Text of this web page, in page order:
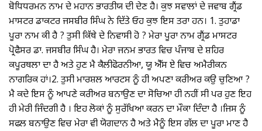
ਬੋਧਿਧਰਮਨ ਨਾਮ ਦੇ ਮਹਾਨ ਭਾਰਤੀਯ ਦੀ ਦੇਣ ਹੈ। ਕੁਝ ਸਵਾਲਾਂ ਦੇ ਜਵਾਬ ਗ੍ਰੈਂਡ
ਮਾਸਟਰ ਡਾਕਟਰ ਜਸਬੀਰ ਸਿੰਘ ਨੇ ਦਿੱਤੇ ਓਹ ਕੁਝ ਇਸ ਤਰਾ ਹਨ। 1. ਤੁਹਾਡਾ
ਪੂਰਾ ਨਾਮ ਕੀ ਹੈ ? ਤੁਸੀ ਕਿੱਥੇ ਦੇ ਨਿਵਾਸੀ ਹੋ ? ਮੇਰਾ ਪੂਰਾ ਨਾਮ ਗ੍ਰੈਂਡ ਮਾਸਟਰ
ਪ੍ਰੋਫੈਸਰ ਡਾ. ਜਸਬੀਰ ਸਿੰਘ ਹੈ। ਮੇਰਾ ਜਨਮ ਭਾਰਤ ਵਿਚ ਪੰਜਾਬ ਦੇ ਸ਼ਹਿਰ
ਕਪੂਰਥਲਾ ਦਾ ਹੈ ਅਤੇ ਹੁਣ ਮੈ ਕੈਲੀਫੋਰਨੀਆ, ਯੂ ਐੱਸ ਏ ਵਿਚ ਅਮੈਰੀਕਨ
ਨਾਗਰਿਕ ਹਾਂ।2. ਤੁਸੀ ਮਾਰਸ਼ਲ ਆਰਟਸ ਨੂੰ ਹੀ ਅਪਣਾ ਕਰੀਅਰ ਕਉ ਚੁਣਿਆ ?
ਮੈ ਕਦੇ ਇਸ ਨੂੰ ਆਪਣੇ ਕਰੀਅਰ ਬਨਾਉਣ ਦਾ ਸੋਚਿਆ ਹੀ ਨਹੀਂ ਸੀ ਪਰ ਹੁਣ ਇਹ
ਹੀ ਮੇਰੀ ਜਿੰਦਗੀ ਹੈ । ਇਹ ਲੋਕਾਂ ਨੂੰ ਸੁਰੱਖਿਆ ਕਰਨ ਦਾ ਮੌਕਾ ਦਿੰਦਾ ਹੈ ।ਜਿਸ ਨੂੰ
ਸਫਲ ਬਨਾਉਣ ਵਿਚ ਮੇਰਾ ਵੀ ਯੋਗਦਾਨ ਹੈ ਅਤੇ ਮੈਨੂੰ ਇਸ ਗੱਲ ਦਾ ਪੂਰਾ ਮਾਣ ਹੈ